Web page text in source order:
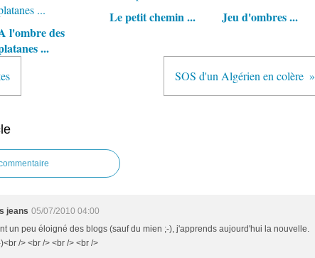
l'ombre des
...
Le petit chemin ... Jeu d'ombres ...
SOS d'un Algérien en colère
jeans 05/07/2010 04:00
un peu éloigné des blogs (sauf du mien ;-), j'apprends aujourd'hui la nouvelle.
/> <br /> <br /> <br />